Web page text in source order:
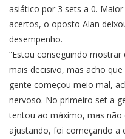
asiático por 3 sets a 0.
acertos, o oposto Alan
desempenho.
“Estou conseguindo
mais decisivo, mas acho
gente começou meio mal,
nervoso. No primeiro set a
tentou ao máximo, mas não
ajustando, foi começando a